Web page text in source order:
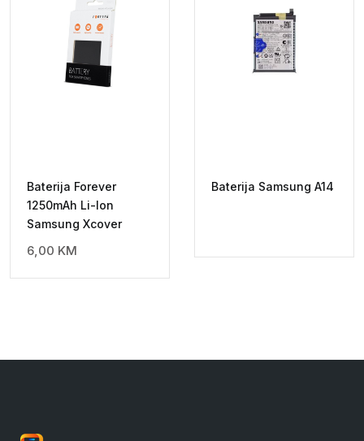
Baterija Forever
1250mAh Li-Ion
Samsung Xcover
6,00 KM
Baterija Samsung A14